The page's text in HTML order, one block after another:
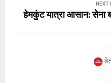
NEXT
हेमकुंट यात्रा आसान: सेना